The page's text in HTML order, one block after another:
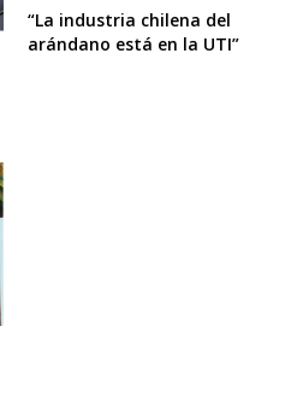
“La industria chilena del
arándano está en la UTI”